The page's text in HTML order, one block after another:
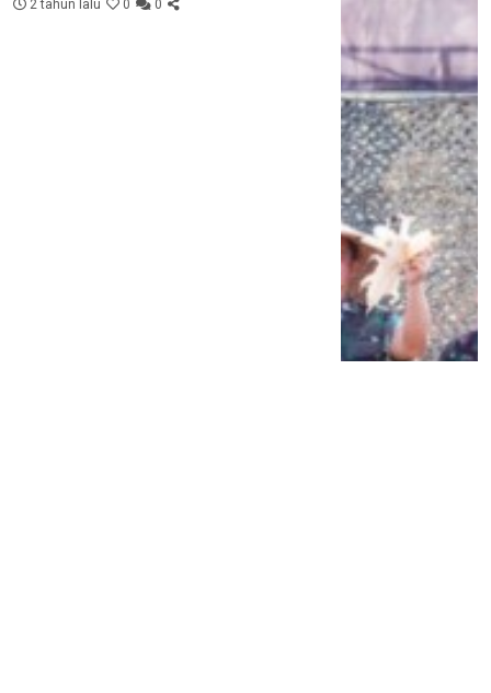
2 tahun lalu 0 0